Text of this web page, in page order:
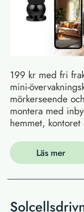
199 kr med fri
mini-
mörkerseende
montera med
hemmet,
Läs mer